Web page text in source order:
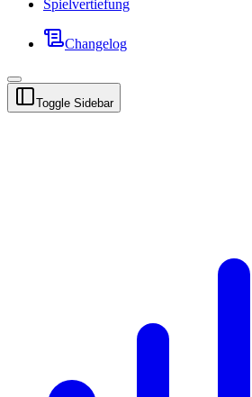
Spielvertiefung
Changelog
Toggle Sidebar